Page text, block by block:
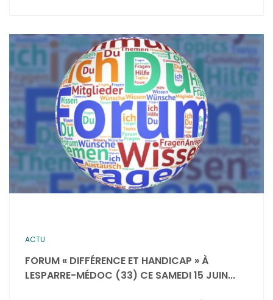
ACTU
FORUM « DIFFÉRENCE ET HANDICAP » À
LESPARRE-MÉDOC (33) CE SAMEDI 15 JUIN...